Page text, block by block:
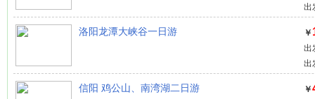
出
洛阳龙潭大峡谷一日游 ￥
出
出
信阳 鸡公山、南湾湖二日游 ￥